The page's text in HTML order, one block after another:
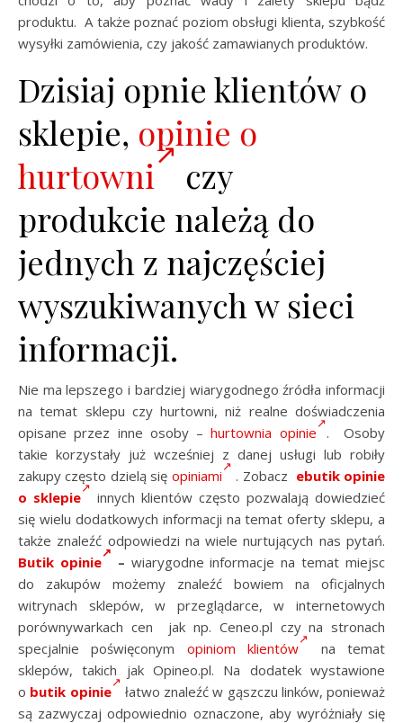
produktu. A także poznać poziom obsługi klienta, szybkość
wysyłki zamówienia, czy jakość zamawianych produktów.
Dzisiaj opnie klientów o
sklepie, opinie o
hurtowni
czy
produkcie należą do
jednych z najczęściej
wyszukiwanych w sieci
informacji.
Nie ma lepszego i bardziej wiarygodnego źródła informacji
na temat sklepu czy hurtowni, niż realne doświadczenia
opisane przez inne osoby –hurtownia opinie
. Osoby
takie korzystały już wcześniej z danej usługi lub robiły
zakupy często dzielą się opiniami . Zobacz ebutik opinie
o sklepie
innych klientów często pozwalają dowiedzieć
się wielu dodatkowych informacji na temat oferty sklepu, a
także znaleźć odpowiedzi na wiele nurtujących nas pytań.
Butik opinie
– wiarygodne informacje na temat miejsc
do zakupów możemy znaleźć bowiem na oficjalnych
witrynach sklepów, w przeglądarce, w internetowych
porównywarkach cen jak np. Ceneo.pl czy na stronach
specjalnie poświęconym opiniom klientów
na temat
sklepów, takich jak Opineo.pl. Na dodatek wystawione
o butik opinie
łatwo znaleźć w gąszczu linków, ponieważ
są zazwyczaj odpowiednio oznaczone, aby wyróżniały się